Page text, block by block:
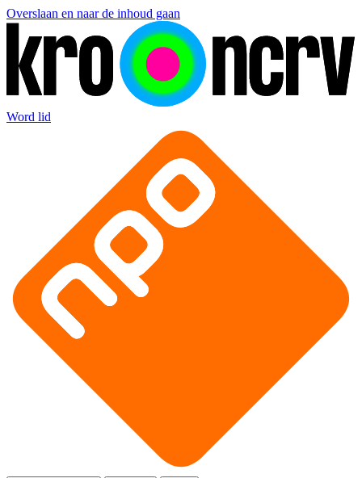
Overslaan en naar de inhoud gaan
Word lid